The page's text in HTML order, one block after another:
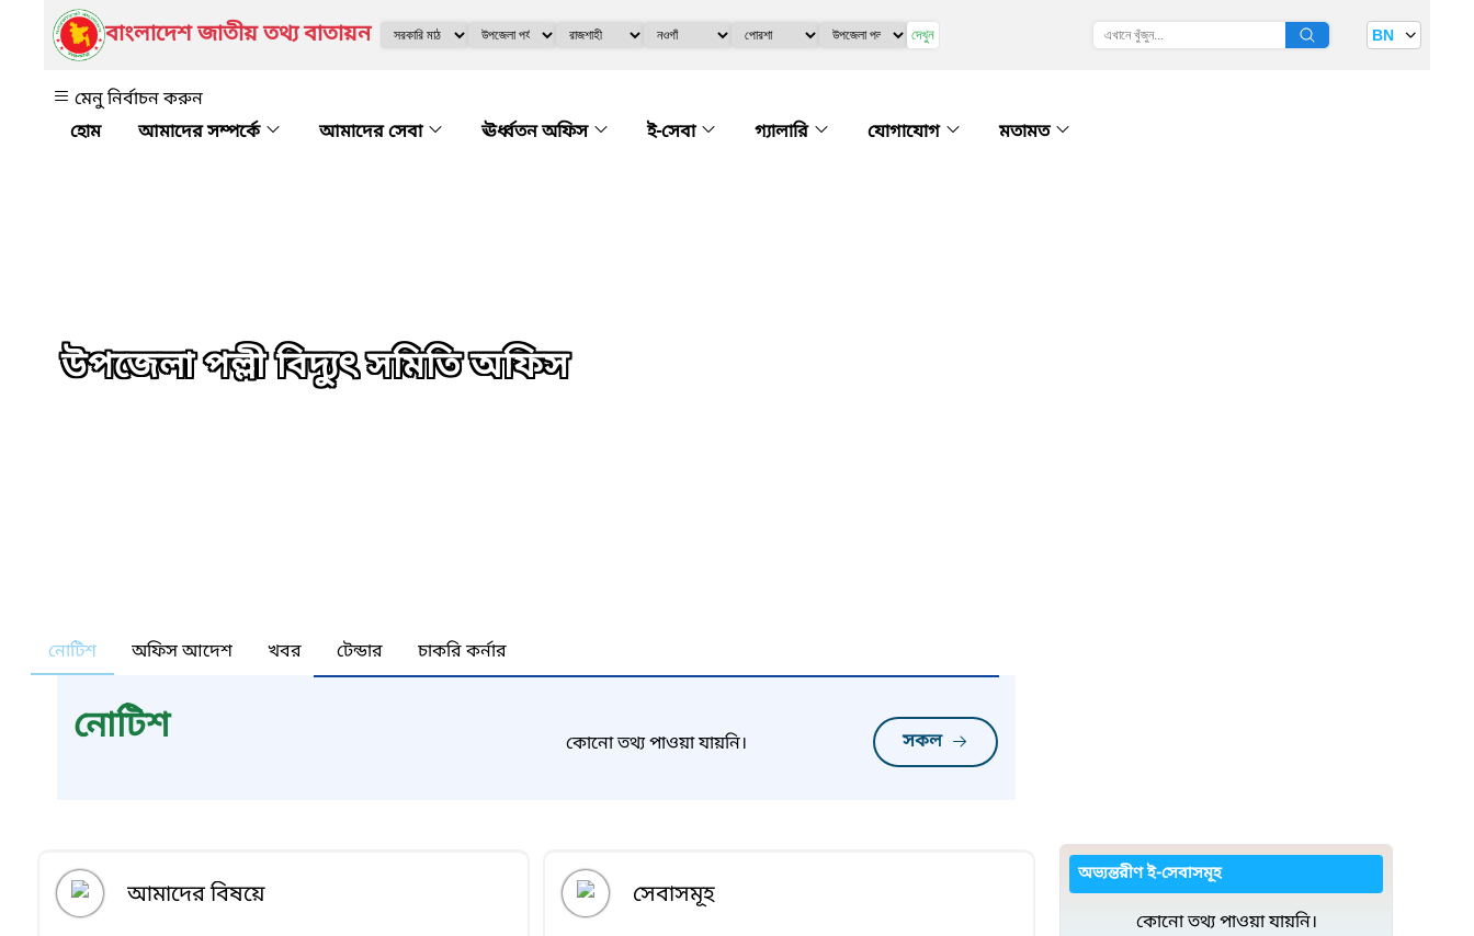
বাংলাদেশ জাতীয় তথ্য বাতায়ন দেখুন BN
মেনু নির্বাচন করুন
আমাদের সম্পর্কে
আমাদের সেবা ঊর্ধ্বতন অফিস ই-সেবা গ্যালারি যোগাযোগ মতামত
উপজেলা পল্লী বিদ্যুৎ সমিতি অফিস
নোটিশ অফিস আদেশ খবর টেন্ডার চাকরি কর্নার
নোটিশ সকল
কোনো তথ্য পাওয়া যায়নি।
আমাদের বিষয়ে সেবাসমূহ
অভ্যন্তরীণ ই-সেবাসমূহ
কোনো তথ্য পাওয়া যায়নি।